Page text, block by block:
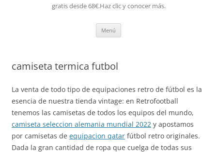
gratis desde 68€.Haz clic y conocer más.
Menú
camiseta termica futbol
La venta de todo tipo de equipaciones retro de fútbol es la
esencia de nuestra tienda vintage: en Retrofootball
tenemos las camisetas de todos los equipos del mundo,
camiseta seleccion alemania mundial 2022 y apostamos
por camisetas de equipacion qatar fútbol retro originales.
Dada la gran cantidad de ropa que cuelga de todas sus